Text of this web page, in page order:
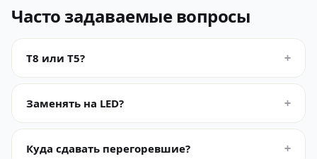
Часто задаваемые вопросы
T8 или T5? +
Заменять на LED? +
Куда сдавать перегоревшие? +